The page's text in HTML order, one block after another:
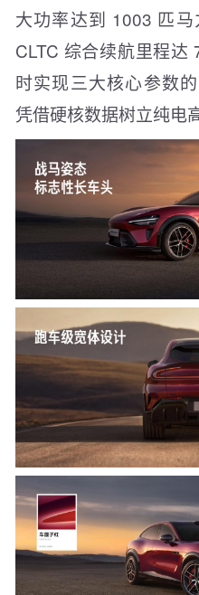
大功率达到 1003 匹马
CLTC 综合续航里程达
时实现三大核心参数
凭借硬核数据树立纯电